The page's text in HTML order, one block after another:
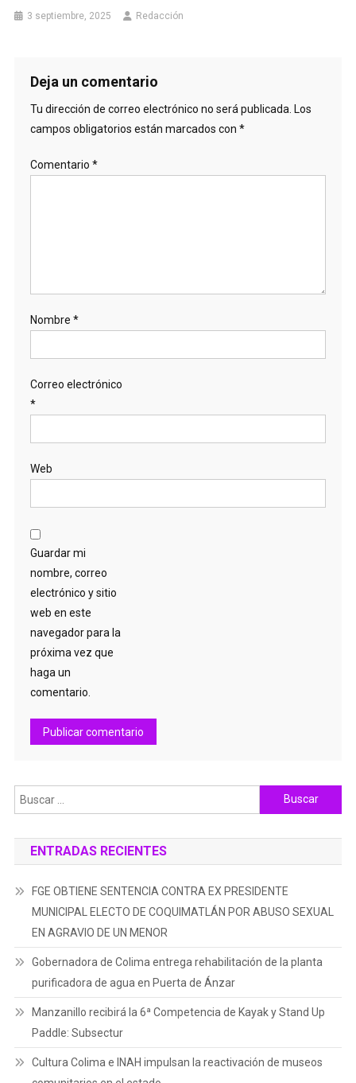
3 septiembre, 2025 Redacción
Deja un comentario
Tu dirección de correo electrónico no será publicada. Los
campos obligatorios están marcados con *
Comentario *
Nombre *
Correo electrónico
*
Web
Guardar mi
nombre, correo
electrónico y sitio
web en este
navegador para la
próxima vez que
haga un
comentario.
Buscar:
ENTRADAS RECIENTES
FGE OBTIENE SENTENCIA CONTRA EX PRESIDENTE
MUNICIPAL ELECTO DE COQUIMATLÁN POR ABUSO SEXUAL
EN AGRAVIO DE UN MENOR
Gobernadora de Colima entrega rehabilitación de la planta
purificadora de agua en Puerta de Ánzar
Manzanillo recibirá la 6ª Competencia de Kayak y Stand Up
Paddle: Subsectur
Cultura Colima e INAH impulsan la reactivación de museos